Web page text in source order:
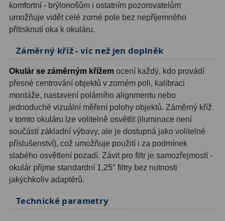
Barlow 4x
Barlow 5x8
Převracecí4
Optické hledáčky15
Red Dot hledáčky 6
Sluneční hledáčky3
Úchyty a držáky hledáčků 4
Příslušenství
Redukce 1,25" a 2"17
komfortní - brýlonošům i ostatním pozorovatelům
umožňuje vidět celé zorné pole bez nepříjemného
přitisknutí oka k okuláru.
Záměrný kříž - víc než jen doplněk
Okulár se záměrným křížem ocení každý, kdo provádí
přesné centrování objektů v zorném poli, kalibraci
montáže, nastavení polárního alignmentu nebo
jednoduché vizuální měření polohy objektů. Záměrný kříž
v tomto okuláru lze volitelně osvětlit (iluminace není
součástí základní výbavy, ale je dostupná jako volitelné
příslušenství), což umožňuje použití i za podmínek
slabého osvětlení pozadí. Závit pro filtr je samozřejmostí -
okulár přijme standardní 1,25″ filtry bez nutnosti
jakýchkoliv adaptérů.
Technické parametry